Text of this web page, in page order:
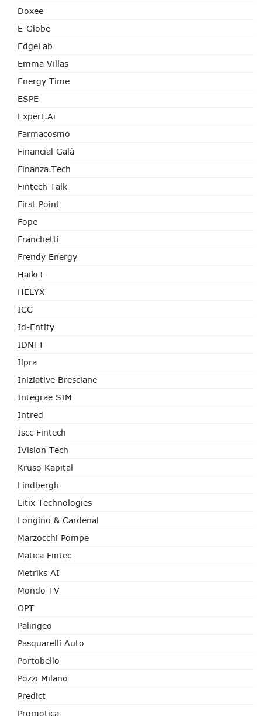
Doxee
E-Globe
EdgeLab
Emma Villas
Energy Time
ESPE
Expert.ai
Farmacosmo
Financial Galà
Finanza.tech
Fintech Talk
First Point
Fope
Franchetti
Frendy Energy
Haiki+
HELYX
ICC
Id-Entity
IDNTT
Ilpra
Iniziative Bresciane
Integrae SIM
Intred
Iscc Fintech
IVision Tech
Kruso Kapital
Lindbergh
Litix Technologies
Longino & Cardenal
Marzocchi Pompe
Matica Fintec
Metriks AI
Mondo TV
OPT
Palingeo
Pasquarelli Auto
Portobello
Pozzi Milano
Predict
Promotica